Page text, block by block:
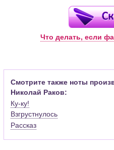
Что делать, если
Смотрите также ноты
Николай Раков:
Ку-ку!
Взгрустнулось
Рассказ